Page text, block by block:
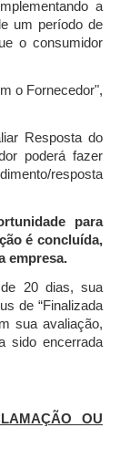
a
um período de
o consumidor
o Fornecedor",
Resposta do
poderá fazer
resposta
para
é concluída,
empresa.
20 dias, sua
de “Finalizada
sua avaliação,
sido encerrada
OU